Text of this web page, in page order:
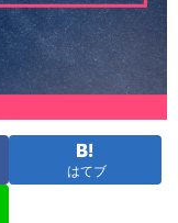
はてブ